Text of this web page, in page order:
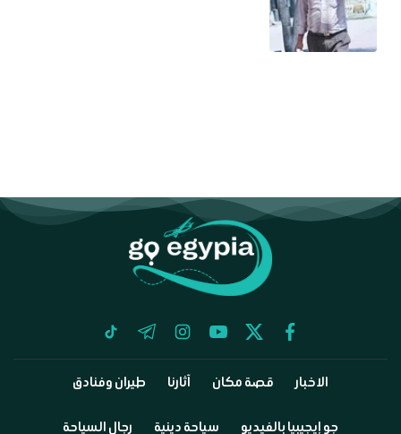
facebook
twitter
youtube
instagram
telegram
tiktok
الاخبار قصة مكان آثارنا طيران وفنادق
جو إيجيبيا بالفيديو سياحة دينية رجال السياحة